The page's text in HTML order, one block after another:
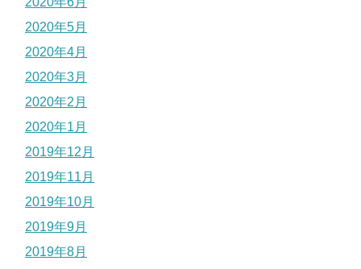
2020年5月
2020年4月
2020年3月
2020年2月
2020年1月
2019年12月
2019年11月
2019年10月
2019年9月
2019年8月